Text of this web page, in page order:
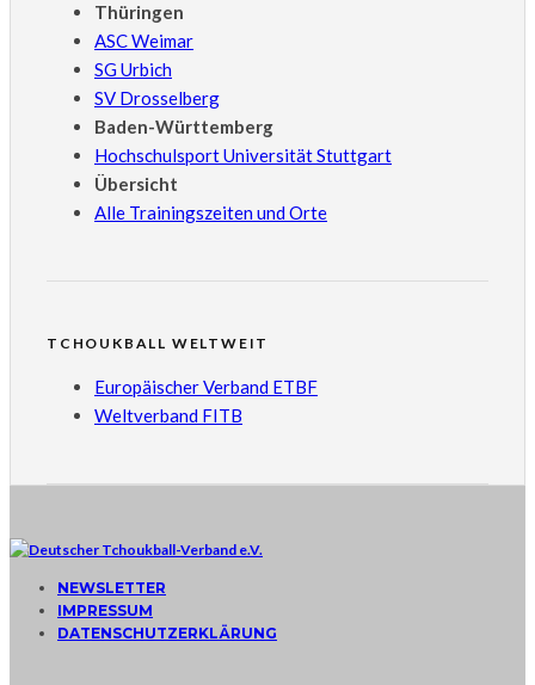
Thüringen
ASC Weimar
SG Urbich
SV Drosselberg
Baden-Württemberg
Hochschulsport Universität Stuttgart
Übersicht
Alle Trainingszeiten und Orte
TCHOUKBALL WELTWEIT
Europäischer Verband ETBF
Weltverband FITB
NEWSLETTER
IMPRESSUM
DATENSCHUTZERKLÄRUNG